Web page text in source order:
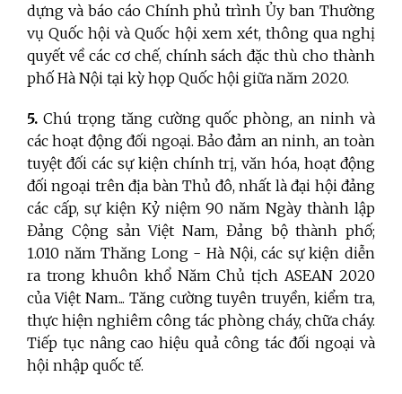
dựng và báo cáo Chính phủ trình Ủy ban Thường
vụ Quốc hội và Quốc hội xem xét, thông qua nghị
quyết về các cơ chế, chính sách đặc thù cho thành
phố Hà Nội tại kỳ họp Quốc hội giữa năm 2020.
5. Chú trọng tăng cường quốc phòng, an ninh và
các hoạt động đối ngoại. Bảo đảm an ninh, an toàn
tuyệt đối các sự kiện chính trị, văn hóa, hoạt động
đối ngoại trên địa bàn Thủ đô, nhất là đại hội đảng
các cấp, sự kiện Kỷ niệm 90 năm Ngày thành lập
Đảng Cộng sản Việt Nam, Đảng bộ thành phố;
1.010 năm Thăng Long - Hà Nội, các sự kiện diễn
ra trong khuôn khổ Năm Chủ tịch ASEAN 2020
của Việt Nam... Tăng cường tuyên truyền, kiểm tra,
thực hiện nghiêm công tác phòng cháy, chữa cháy.
Tiếp tục nâng cao hiệu quả công tác đối ngoại và
hội nhập quốc tế.